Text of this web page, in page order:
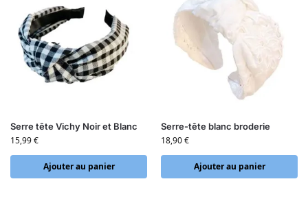
Serre tête Vichy Noir et Blanc
15,99€
Ajouter au panier
Serre-tête blanc broderie
18,90€
Ajouter au panier